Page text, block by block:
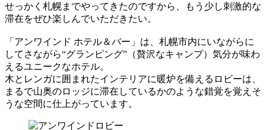
せっかく札幌までやってきたのですから、もう少し刺激的な
滞在をぜひ楽しんでいただきたい。
「アンワインド ホテル＆バー」は、札幌市内にいながらに
してさながら“グランピング”（贅沢なキャンプ）気分が味わ
えるユニークなホテル。
木とレンガに囲まれたインテリアに暖炉を備えるロビーは、
まるで山奥のロッジに滞在しているかのような錯覚を覚えそ
うな空間に仕上がっています。